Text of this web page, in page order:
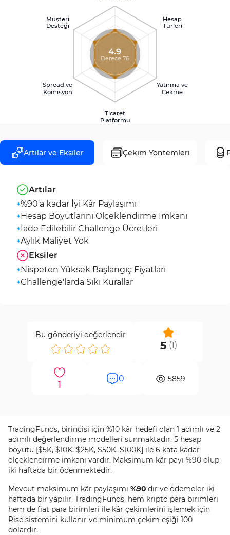
Hesap
Türleri
Yatırma ve
Çekme
Ticaret
Platformu
Spread ve
Komisyon
Müşteri
Desteği
4.9
Derece 76
Artılar ve Eksiler Çekim Yöntemleri
Artılar
%90'a kadar İyi Kâr Paylaşımı
Hesap Boyutlarını Ölçeklendirme İmkanı
İade Edilebilir Challenge Ücretleri
Aylık Maliyet Yok
Eksiler
Nispeten Yüksek Başlangıç Fiyatları
Challenge'larda Sıkı Kurallar
5 (1 )
Bu gönderiyi değerlendir
1
0 5859
TradingFunds, birincisi için %10 kâr hedefi olan 1 adımlı ve 2
adımlı değerlendirme modelleri sunmaktadır. 5 hesap
boyutu [$5K, $10K, $25K, $50K, $100K] ile 6 kata kadar
ölçeklendirme imkanı vardır. Maksimum kâr payı %90 olup,
iki haftada bir ödenmektedir.
Mevcut maksimum kâr paylaşımı %90’dır ve ödemeler iki
haftada bir yapılır. TradingFunds, hem kripto para birimleri
hem de fiat para birimleri ile kâr çekimlerini işlemek için
Rise sistemini kullanır ve minimum çekim eşiği 100
dolardır.